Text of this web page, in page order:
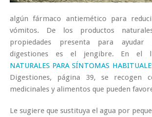
algún fármaco antiemético para
vómitos. De los productos
propiedades presenta para
digestiones es el jengibre. En el
NATURALES PARA SÍNTOMAS
Digestiones, página 39, se recogen
medicinales y alimentos que pueden
Le sugiere que sustituya el agua por